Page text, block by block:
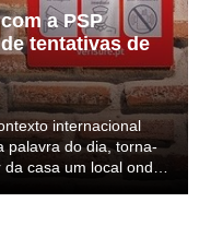
a PSP
tentativas de
internacional
palavra do dia, torna-
casa um local onde